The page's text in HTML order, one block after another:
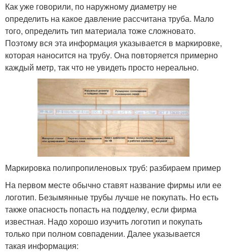
Как уже говорили, по наружному диаметру не
определить на какое давление рассчитана труба. Мало
того, определить тип материала тоже сложновато.
Поэтому вся эта информация указывается в маркировке,
которая наносится на трубу. Она повторяется примерно
каждый метр, так что не увидеть просто нереально.
Маркировка полипропиленовых труб: разбираем пример
На первом месте обычно ставят название фирмы или ее
логотип. Безымянные трубы лучше не покупать. Но есть
также опасность попасть на подделку, если фирма
известная. Надо хорошо изучить логотип и покупать
только при полном совпадении. Далее указывается
такая информация: